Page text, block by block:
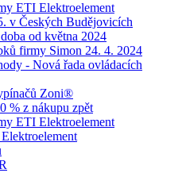
ETI Elektroelement
v Českých Budějovicích
od května 2024
firmy Simon 24. 4. 2024
- Nová řada ovládacích
Zoni®
% z nákupu zpět
ETI Elektroelement